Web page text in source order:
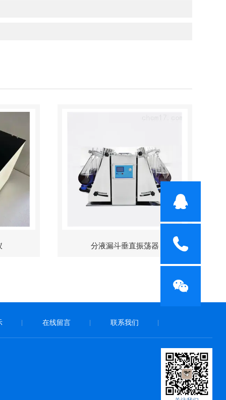
分液漏斗垂直振荡器
在线留言 联系我们